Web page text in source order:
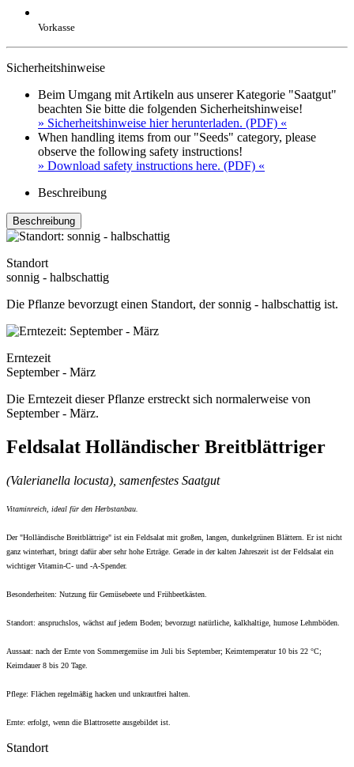
Vorkasse
Sicherheitshinweise
Beim Umgang mit Artikeln aus unserer Kategorie "Saatgut"
beachten Sie bitte die folgenden Sicherheitshinweise!
» Sicherheitshinweise hier herunterladen. (PDF) «
When handling items from our "Seeds" category, please
observe the following safety instructions!
» Download safety instructions here. (PDF) «
Beschreibung
Beschreibung
Standort
sonnig - halbschattig
Die Pflanze bevorzugt einen Standort, der sonnig - halbschattig ist.
Erntezeit
September - März
Die Erntezeit dieser Pflanze erstreckt sich normalerweise von
September - März.
Feldsalat Holländischer Breitblättriger
(Valerianella locusta), samenfestes Saatgut
Vitaminreich, ideal für den Herbstanbau.
Der "Holländische Breitblättrige" ist ein Feldsalat mit großen, langen, dunkelgrünen Blättern. Er ist nicht
ganz winterhart, bringt dafür aber sehr hohe Erträge. Gerade in der kalten Jahreszeit ist der Feldsalat ein
wichtiger Vitamin-C- und -A-Spender.
Besonderheiten: Nutzung für Gemüsebeete und Frühbeetkästen.
Standort: anspruchslos, wächst auf jedem Boden; bevorzugt natürliche, kalkhaltige, humose Lehmböden.
Aussaat: nach der Ernte von Sommergemüse im Juli bis September; Keimtemperatur 10 bis 22 °C;
Keimdauer 8 bis 20 Tage.
Pflege: Flächen regelmäßig hacken und unkrautfrei halten.
Ernte: erfolgt, wenn die Blattrosette ausgebildet ist.
Standort